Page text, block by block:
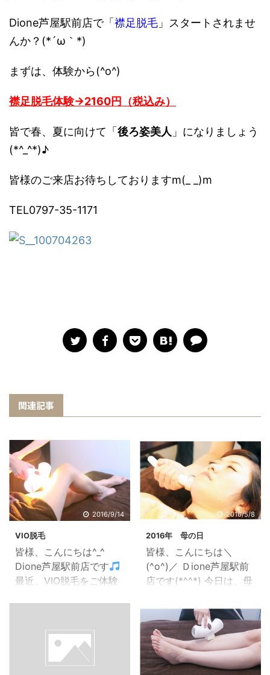
Dione芦屋駅前店で「 襟足脱毛 」スタートされませ
んか？(*´ω｀*)
まずは、体験から(^o^)
襟足脱毛体験→2160円（税込み）
皆で春、夏に向けて「 後ろ姿美人 」になりましょう
(*^_^*)♪
皆様のご来店お待ちしておりますm(_ _)m
TEL0797-35-1171
関連記事
2016/9/14
VIO脱毛
皆様、こんにちは^_^
Dione芦屋駅前店です
最近、VIO脱毛をご体験
に向けてこの秋から脱毛
をスタートされる人が多
くご来店されております
2016/5/8
2016年 母の日
皆様、こんにちは＼
(^o^)／ Ｄione芦屋駅前
店です(*^^*) 今日は、母
頑張っているお母さんに
感謝の気持ちを込めて♪
素敵な言葉やプレゼント
されますか？(#^.^#) Ｄ
ione芦屋駅前店では、 エ